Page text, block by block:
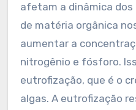
afetam a dinâmica
de matéria orgânica
aumentar a
nitrogênio e fósforo.
eutrofização, que é o
algas. A eutrofização